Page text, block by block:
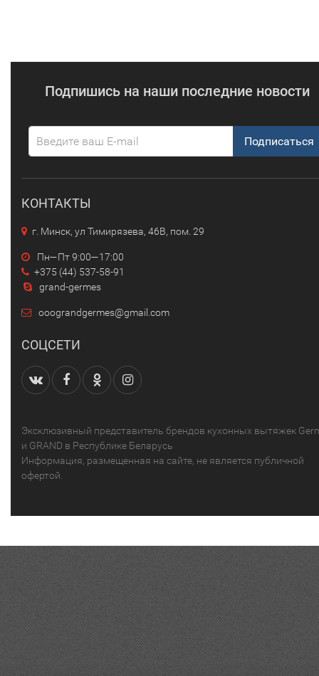
Подпишись на наши последние новости
Подписаться
КОНТАКТЫ
г. Минск, ул Тимирязева, 46В, пом. 29
Пн—Пт 9:00—17:00
+375 (44) 537-58-91
grand-germes
ooograndgermes@gmail.com
СОЦСЕТИ
Эксклюзивный представитель брендов кухонных вытяжек
и GRAND в Республике Беларусь
Информация, размещенная на сайте, не является публичной
офертой.